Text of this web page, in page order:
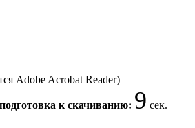
Adobe Acrobat Reader)
к скачиванию: 9 сек.